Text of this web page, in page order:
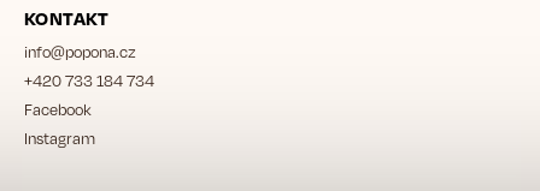
KONTAKT
info@popona.cz
+420 733 184 734
Facebook
Instagram